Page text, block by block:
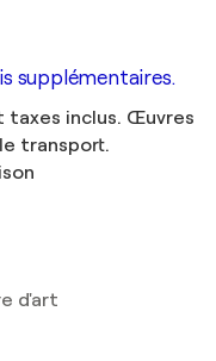
supplémentaires.
taxes inclus. Œuvres
transport.
d'art